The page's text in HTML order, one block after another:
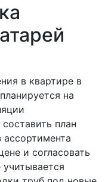
в квартире в
на
план
ассортимента
и согласовать